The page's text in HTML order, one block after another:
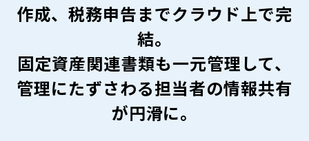
作成、税務申告までクラウド上で完
結。
固定資産関連書類も一元管理して、
管理にたずさわる担当者の情報共有
が円滑に。